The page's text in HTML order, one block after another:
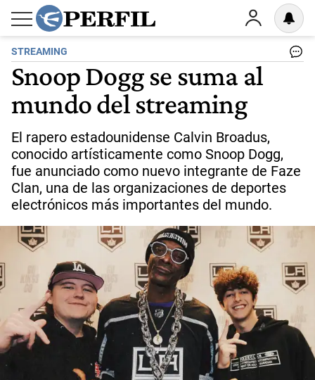
STREAMING
Snoop Dogg se suma al
mundo del streaming
El rapero estadounidense Calvin Broadus,
conocido artísticamente como Snoop Dogg,
fue anunciado como nuevo integrante de Faze
Clan, una de las organizaciones de deportes
electrónicos más importantes del mundo.